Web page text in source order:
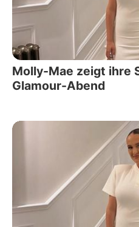
Molly-Mae zeigt ihre
Glamour-Abend